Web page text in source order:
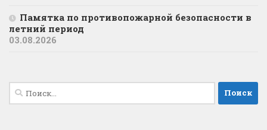
Памятка по противопожарной безопасности в
летний период
03.08.2026
Найти: